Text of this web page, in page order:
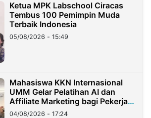
Ketua MPK Labschool Ciracas
Tembus 100 Pemimpin Muda
Terbaik Indonesia
05/08/2026 - 15:49
Mahasiswa KKN Internasional
UMM Gelar Pelatihan AI dan
Affiliate Marketing bagi Pekerja
Migran Indonesia di Taiwan
04/08/2026 - 17:24